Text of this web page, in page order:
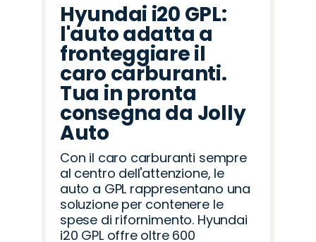
Hyundai i20 GPL:
l'auto adatta a
fronteggiare il
caro carburanti.
Tua in pronta
consegna da Jolly
Auto
Con il caro carburanti sempre
al centro dell'attenzione, le
auto a GPL rappresentano una
soluzione per contenere le
spese di rifornimento. Hyundai
i20 GPL offre oltre 600